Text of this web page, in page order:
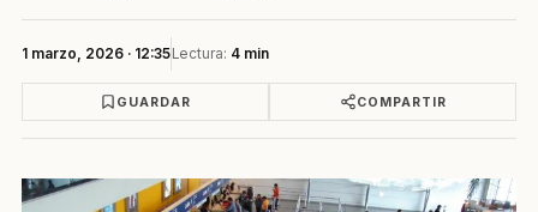
1 marzo, 2026 · 12:35Lectura: 4 min
GUARDAR COMPARTIR